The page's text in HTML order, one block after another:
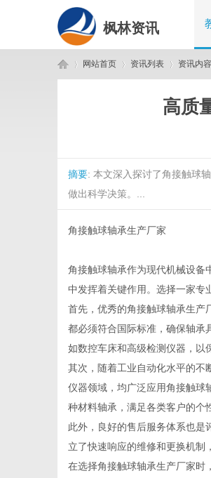
枫林资讯
网站首页 资讯列表 资讯内容
高质
摘要: 本文深入探讨了角接触球
做出科学决策。...
角接触球轴承生产厂家
角接触球轴承作为现代机械设备
中发挥着关键作用。选择一家专
首先，优秀的角接触球轴承生产
都必须符合国际标准，确保轴承
如数控车床和高级检测仪器，以
其次，随着工业自动化水平的不
仪器领域，均广泛应用角接触球
种材料轴承，满足各类客户的个
此外，良好的售后服务体系也是
立了快速响应的维修和更换机制
在选择角接触球轴承生产厂家时